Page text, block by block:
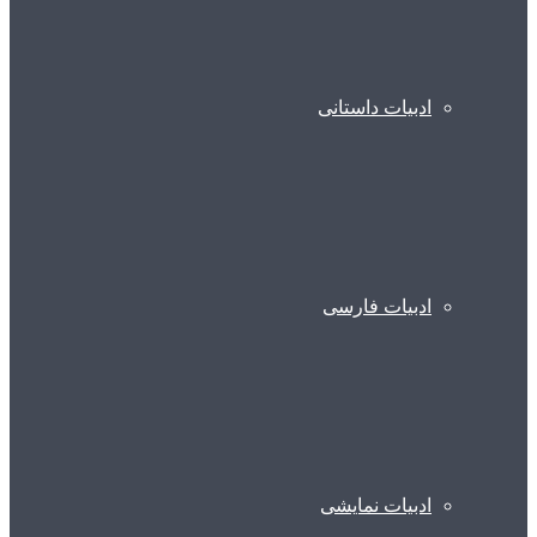
ادبیات داستانی
ادبیات فارسی
ادبیات نمایشی